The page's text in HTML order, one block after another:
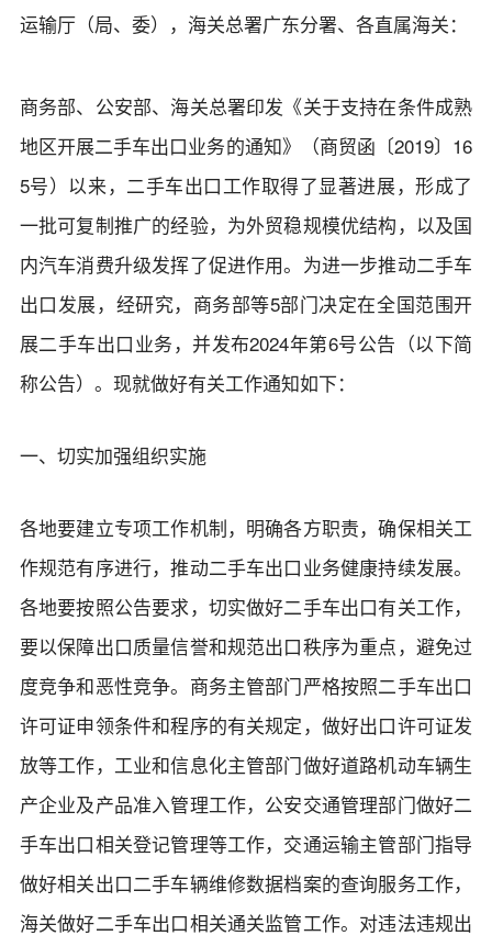
运输厅（局、委），海关总署广东分署、各直属海关：
商务部、公安部、海关总署印发《关于支持在条件成熟
地区开展二手车出口业务的通知》（商贸函〔2019〕16
5号）以来，二手车出口工作取得了显著进展，形成了
一批可复制推广的经验，为外贸稳规模优结构，以及国
内汽车消费升级发挥了促进作用。为进一步推动二手车
出口发展，经研究，商务部等5部门决定在全国范围开
展二手车出口业务，并发布2024年第6号公告（以下简
称公告）。现就做好有关工作通知如下：
一、切实加强组织实施
各地要建立专项工作机制，明确各方职责，确保相关工
作规范有序进行，推动二手车出口业务健康持续发展。
各地要按照公告要求，切实做好二手车出口有关工作，
要以保障出口质量信誉和规范出口秩序为重点，避免过
度竞争和恶性竞争。商务主管部门严格按照二手车出口
许可证申领条件和程序的有关规定，做好出口许可证发
放等工作，工业和信息化主管部门做好道路机动车辆生
产企业及产品准入管理工作，公安交通管理部门做好二
手车出口相关登记管理等工作，交通运输主管部门指导
做好相关出口二手车辆维修数据档案的查询服务工作，
海关做好二手车出口相关通关监管工作。对违法违规出